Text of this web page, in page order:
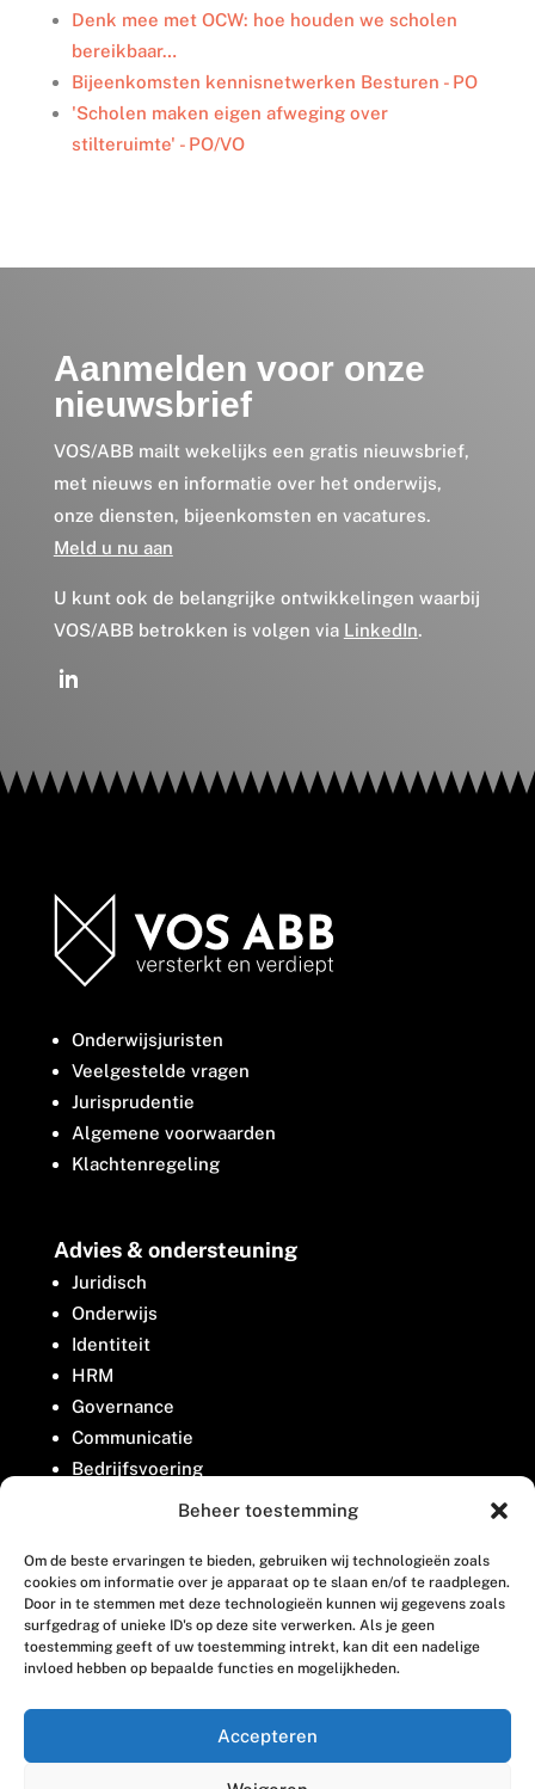
Beheer toestemming
Om de beste ervaringen te bieden, gebruiken wij technologieën zoals
cookies om informatie over je apparaat op te slaan en/of te raadplegen.
Door in te stemmen met deze technologieën kunnen wij gegevens zoals
surfgedrag of unieke ID's op deze site verwerken. Als je geen
toestemming geeft of uw toestemming intrekt, kan dit een nadelige
invloed hebben op bepaalde functies en mogelijkheden.
Accepteren
Denk mee met OCW: hoe houden we scholen
bereikbaar…
Bijeenkomsten kennisnetwerken Besturen - PO
'Scholen maken eigen afweging over
stilteruimte' - PO/VO
Aanmelden voor onze
nieuwsbrief
VOS/ABB mailt wekelijks een gratis nieuwsbrief,
met nieuws en informatie over het onderwijs,
onze diensten, bijeenkomsten en vacatures.
Meld u nu aan
U kunt ook de belangrijke ontwikkelingen waarbij
VOS/ABB betrokken is volgen via LinkedIn.
Onderwijsjuristen
Veelgestelde vragen
Jurisprudentie
Algemene voorwaarden
Klachtenregeling
Advies & ondersteuning
Juridisch
Onderwijs
Identiteit
HRM
Governance
Communicatie
Bedrijfsvoering
Belangenbehartiging
Contact
Houttuinlaan 8
3447 GM Woerden